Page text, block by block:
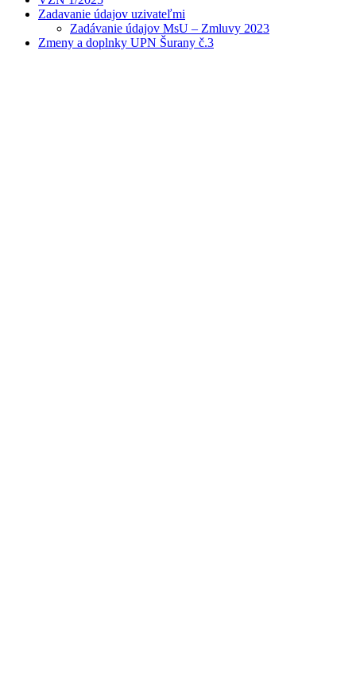
Zadavanie údajov uzivateľmi
Zadávanie údajov MsU – Zmluvy 2023
Zmeny a doplnky UPN Šurany č.3